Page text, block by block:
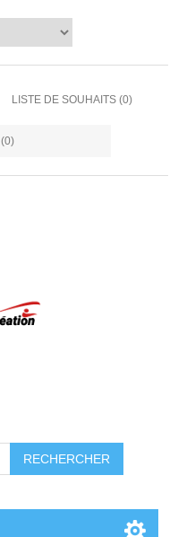
LISTE DE SOUHAITS (0)
(0)
RECHERCHER